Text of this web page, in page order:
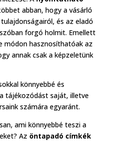
abban, hogy a vásárló
és az eladó
forgó holmit. Emellett
módon hasznosíthatóak az
annak csak a képzeletünk
könnyebbé és
tájékozódást saját, illetve
számára egyaránt.
ami könnyebbé teszi a
Az öntapadó címkék